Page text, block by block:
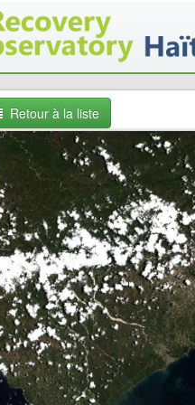
Retour à la liste